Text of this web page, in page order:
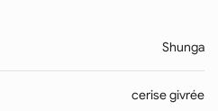
Shunga
cerise givrée